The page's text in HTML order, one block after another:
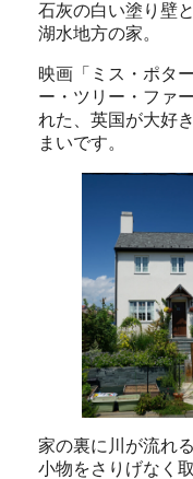
石灰の白い塗り壁
湖水地方の家。
映画「ミス・ポタ
ー・ツリー・ファ
れた、英国が大好
まいです。
家の裏に川が流れ
小物をさりげなく